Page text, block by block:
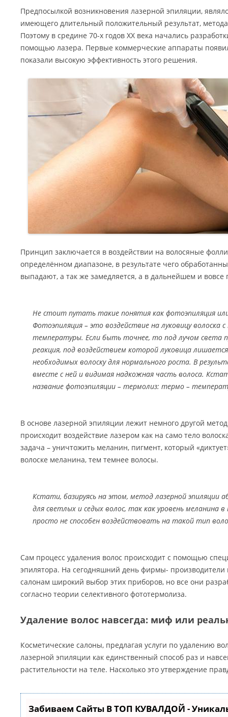
Предпосылкой возникновения лазерной эпиляции,
имеющего длительный положительный результат,
Поэтому в средине 70-х годов ХХ века начались
помощью лазера. Первые коммерческие аппараты
показали высокую эффективность этого решения.
Принцип заключается в воздействии на волосяные
определённом диапазоне, в результате чего
выпадают, а так же замедляется, а в дальнейшем и
Не стоит путать такие понятия как фотоэпиляция или
Фотоэпиляция – это воздействие на луковицу волоска
температуры. Если быть точнее, то под лучом света
реакция, под воздействием которой луковица
необходимых волоску для нормального роста. В
вместе с ней и видимая надкожная часть волоса.
название фотоэпиляции – термолиз: термо –
В основе лазерной эпиляции лежит немного другой
происходит воздействие лазером как на само тело
задача – уничтожить меланин, пигмент, который
волоске меланина, тем темнее волосы.
Кстати, базируясь на этом, метод лазерной эпиляции
для светлых и седых волос, так как уровень меланина
просто не способен воздействовать на такой тип
Сам процесс удаления волос происходит с помощью
эпилятора. На сегодняшний день фирмы- производители
салонам широкий выбор этих приборов, но все они
согласно теории селективного фототермолиза.
Удаление волос навсегда: миф или
Косметические салоны, предлагая услуги по удалению
лазерной эпиляции как единственный способ раз и
растительности на теле. Насколько это утверждение
Забиваем Сайты В ТОП КУВАЛДОЙ -